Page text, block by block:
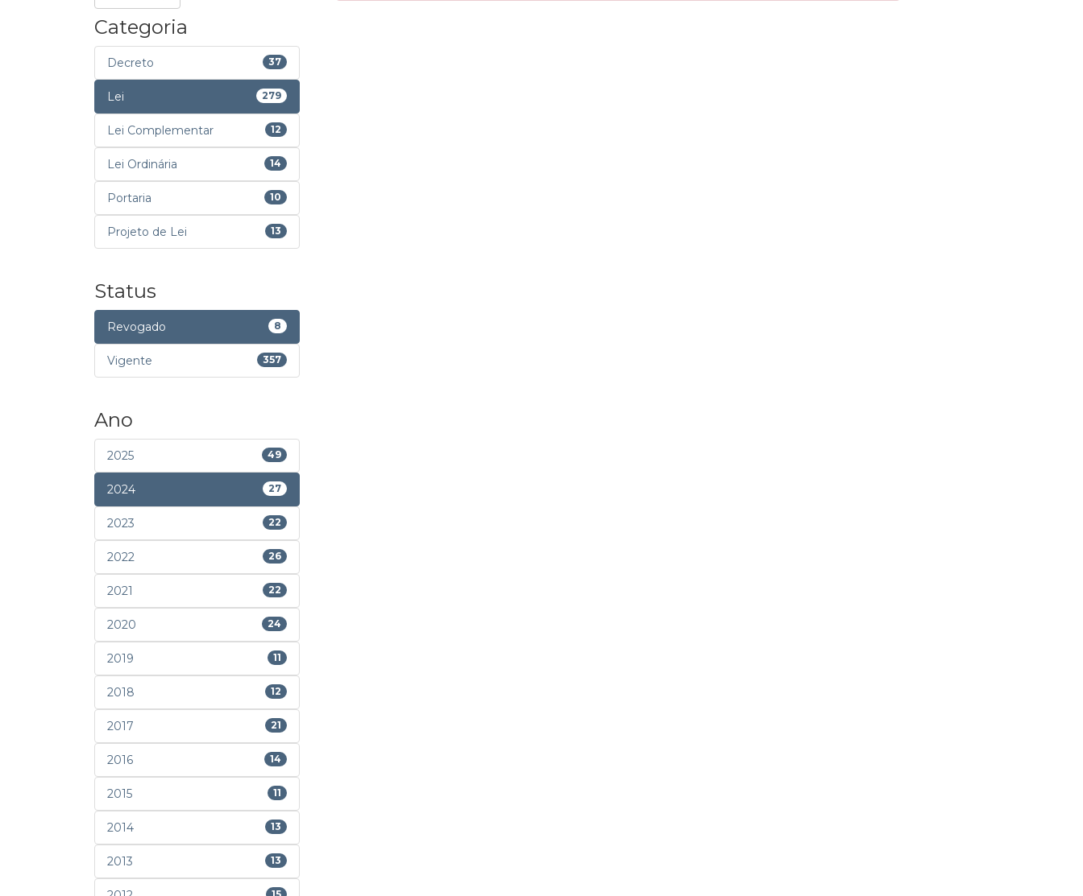
Categoria
Decreto 37
Lei 279
Lei Complementar 12
Lei Ordinária 14
Portaria 10
Projeto de Lei 13
Status
Revogado 8
Vigente 357
Ano
2025 49
2024 27
2023 22
2022 26
2021 22
2020 24
2019 11
2018 12
2017 21
2016 14
2015 11
2014 13
2013 13